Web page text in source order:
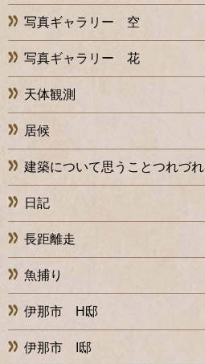
写真ギャラリー 空
写真ギャラリー 花
天体観測
居候
建築について思うことつれづれ
日記
長距離走
魚捕り
伊那市 H邸
伊那市 I邸